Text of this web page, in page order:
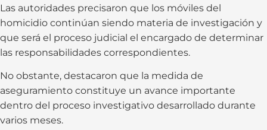
Las autoridades precisaron que los móviles del
homicidio continúan siendo materia de investigación y
que será el proceso judicial el encargado de determinar
las responsabilidades correspondientes.
No obstante, destacaron que la medida de
aseguramiento constituye un avance importante
dentro del proceso investigativo desarrollado durante
varios meses.